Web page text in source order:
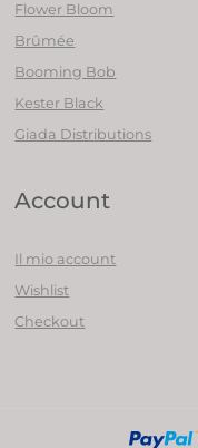
Flower Bloom
Brûmée
Booming Bob
Kester Black
Giada Distributions
Account
Il mio account
Wishlist
Checkout